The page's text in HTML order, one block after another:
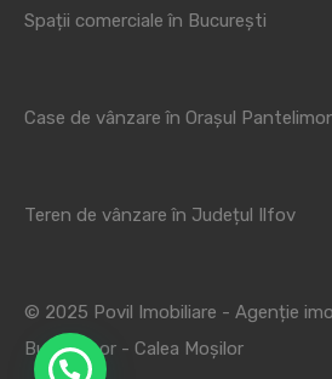
Spații comerciale în București
Case de vânzare în Orașul
Teren de vânzare în Județul Ilfov
© 2025 Povil Imobiliare - Agenție
Bucur Obor - Calea Moșilor